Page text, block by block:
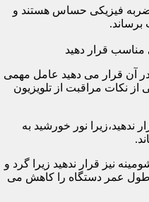
فیزیکی حساس هستند و
آن قرار می دهید عامل مهمی
نکات مراقبت از تلویزیون
ندهید،زیرا نور خورشید به
نیز قرار ندهید زیرا گرد و
طول عمر دستگاه را کاهش می